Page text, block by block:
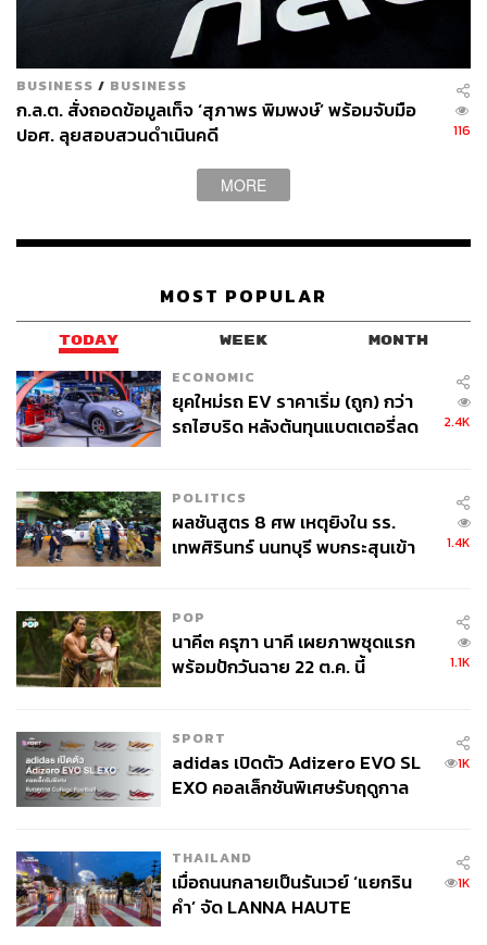
BUSINESS / BUSINESS
ก.ล.ต. สั่งถอดข้อมูลเท็จ ‘สุภาพร พิมพงษ์’ พร้อมจับมือ
ปอศ. ลุยสอบสวนดำเนินคดี
116
MORE
MOST POPULAR
TODAY WEEK MONTH
ECONOMIC
ยุคใหม่รถ EV ราคาเริ่ม (ถูก) กว่า
รถไฮบริด หลังต้นทุนแบตเตอรี่ลด
2.4K
POLITICS
ผลชันสูตร 8 ศพ เหตุยิงใน รร.
เทพศิรินทร์ นนทบุรี พบกระสุนเข้า
1.4K
POP
นาคี๓ ครุฑา นาคี เผยภาพชุดแรก
พร้อมปักวันฉาย 22 ต.ค. นี้
1.1K
SPORT
adidas เปิดตัว Adizero EVO SL
EXO คอลเล็กชันพิเศษรับฤดูกาล
1K
THAILAND
เมื่อถนนกลายเป็นรันเวย์ ‘แยกริน
คำ’ จัด LANNA HAUTE
1K